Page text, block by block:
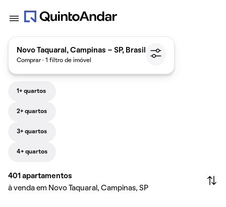
Novo Taquaral, Campinas - SP, Brasil
Comprar · 1 filtro de imóvel
1+ quartos
2+ quartos
3+ quartos
4+ quartos
401 apartamentos
à venda em Novo Taquaral, Campinas, SP